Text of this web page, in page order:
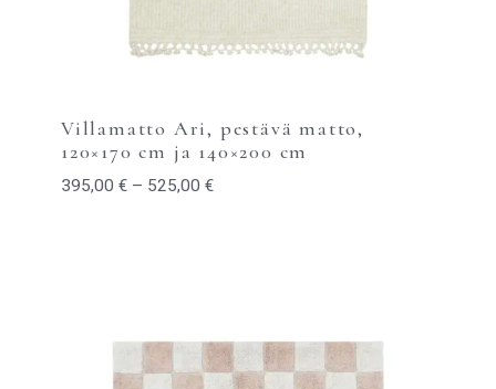
Villamatto Ari, pestävä matto,
120×170 cm ja 140×200 cm
395,00 € – 525,00 €